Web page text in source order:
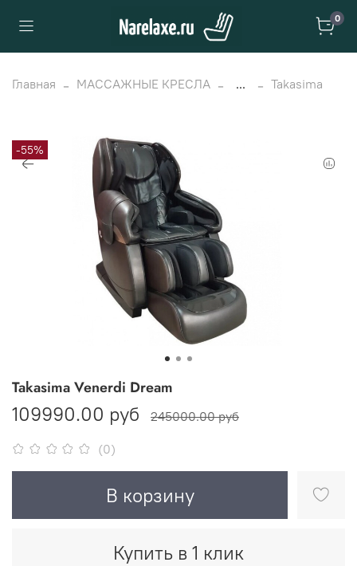
0
Главная МАССАЖНЫЕ КРЕСЛА ... Takasima
-55%
(0)
Takasima Venerdi Dream
109990.00 руб 245000.00 руб
В корзину
Купить в 1 клик